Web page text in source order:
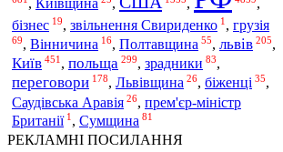
, Київщина , ,
,
бізнес 19, звільнення Свириденко 1, грузія
69, Вінничина 16, Полтавщина 55, львів 205,
Київ 451 , польща 299, зрадники 83,
переговори 178, Львівщина 26, біженці 35,
Саудівська Аравія 26, прем'єр-міністр
Британії 1 , Сумщина 81
РЕКЛАМНІ ПОСИЛАННЯ